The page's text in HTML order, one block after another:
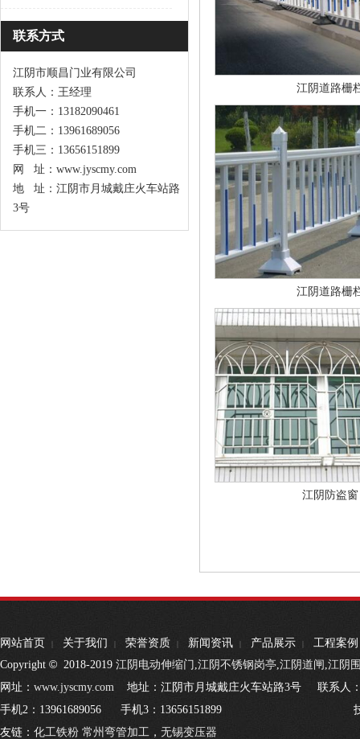
联系方式
江阴市顺昌门业有限公司
联系人：王经理
手机一：13182090461
手机二：13961689056
手机三：13656151899
网 址：www.jyscmy.com
地 址：江阴市月城戴庄火车站路
3号
江阴道路栅
江阴道路栅
江阴防盗窗
网站首页 | 关于我们 | 荣誉资质 | 新闻资讯 | 产品展示 |
工程案例
Copyright © 2018-2019 江阴电动伸缩门 ,江阴不锈钢岗亭,江阴道闸 ,江阴
网址： www.jyscmy.com
地址：江阴市月城戴庄火车站路3号 联系人
手机2：13961689056 手机3：13656151899 技
友链： 化工铁粉 常州弯管加工 ， 无锡变压器